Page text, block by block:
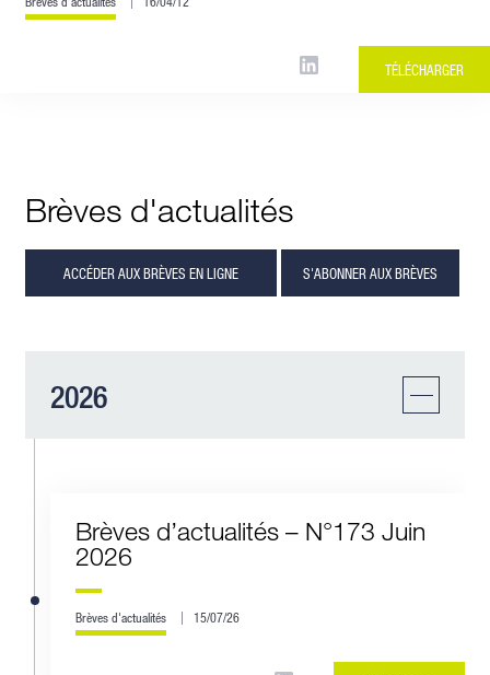
TÉLÉCHARGER
Brèves d'actualités
ACCÉDER AUX BRÈVES EN LIGNE S'ABONNER AUX BRÈVES
2026
Brèves d’actualités – N°173 Juin
2026
Brèves d'actualités 15/07/26